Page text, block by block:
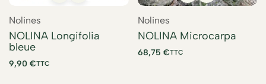
Nolines
NOLINA Longifolia
bleue
9,90 €TTC
Nolines
NOLINA Microcarpa
68,75 €TTC